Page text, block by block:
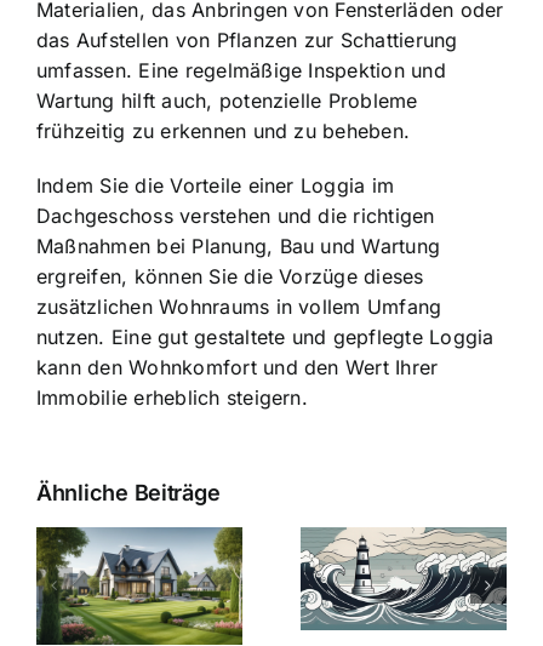
Materialien, das Anbringen von Fensterläden oder
das Aufstellen von Pflanzen zur Schattierung
umfassen. Eine regelmäßige Inspektion und
Wartung hilft auch, potenzielle Probleme
frühzeitig zu erkennen und zu beheben.
Indem Sie die Vorteile einer Loggia im
Dachgeschoss verstehen und die richtigen
Maßnahmen bei Planung, Bau und Wartung
ergreifen, können Sie die Vorzüge dieses
zusätzlichen Wohnraums in vollem Umfang
nutzen. Eine gut gestaltete und gepflegte Loggia
kann den Wohnkomfort und den Wert Ihrer
Immobilie erheblich steigern.
Ähnliche Beiträge
Bauzinsen im
Sturm: Die
aktuelle
Entwicklung
Die Evolution
der
Bauzinsen: Ein
Blick in die